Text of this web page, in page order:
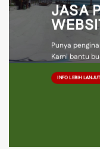
JASA
Punya
Kami bantu
INFO LEBIH LANJUT